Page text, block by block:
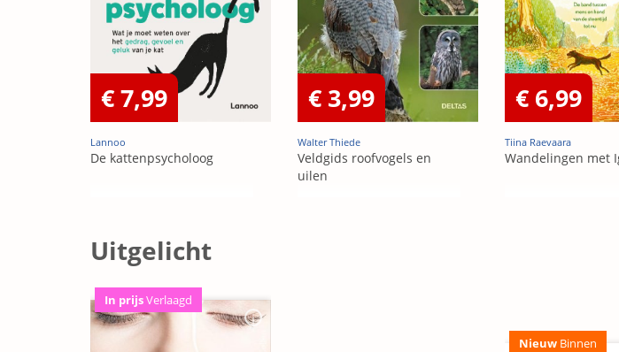
€ 7,99
Lannoo
De kattenpsycholoog
€ 3,99
Walter Thiede
Veldgids roofvogels en
uilen
€ 6,99
Tiina Raevaara
Wandelingen met
Uitgelicht
In prijsVerlaagd
Nieuw Binnen